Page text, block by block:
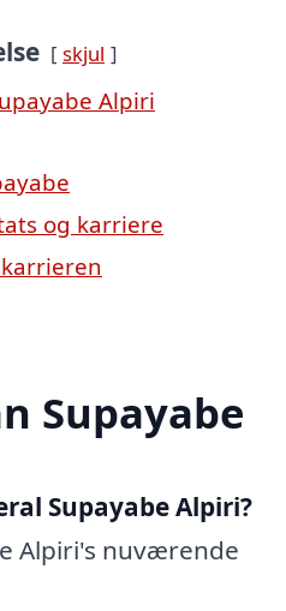
skjul
Alpiri
og karriere
Supayabe
Supayabe Alpiri?
Alpiri's nuværende